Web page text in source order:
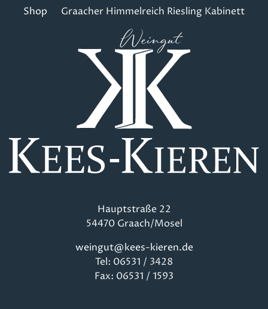
Shop Graacher Himmelreich Riesling Kabinett
Hauptstraße 22
54470 Graach/Mosel
weingut@kees-kieren.de
Tel: 06531 / 3428
Fax: 06531 / 1593